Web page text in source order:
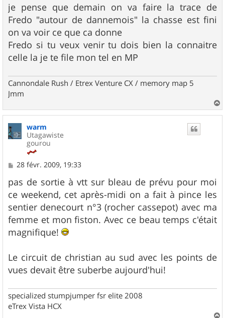
s
s
a
g
e
je pense que demain on va faire la trace de
Fredo "autour de dannemois" la chasse est fini
on va voir ce que ca donne
Fredo si tu veux venir tu dois bien la connaitre
celle la je te file mon tel en MP
Cannondale Rush / Etrex Venture CX / memory map 5
Jmm
a
warm
Utagawiste
gourou
M
s
s
a
g
e
28 févr. 2009, 19:33
pas de sortie à vtt sur bleau de prévu pour moi
ce weekend, cet après-midi on a fait à pince les
sentier denecourt n°3 (rocher cassepot) avec ma
femme et mon fiston. Avec ce beau temps c'était
magnifique!
Le circuit de christian au sud avec les points de
vues devait être suberbe aujourd'hui!
specialized stumpjumper fsr elite 2008
eTrex Vista HCX